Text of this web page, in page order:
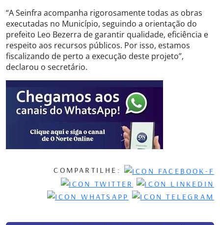
“A Seinfra acompanha rigorosamente todas as obras
executadas no Município, seguindo a orientação do
prefeito Leo Bezerra de garantir qualidade, eficiência e
respeito aos recursos públicos. Por isso, estamos
fiscalizando de perto a execução deste projeto”,
declarou o secretário.
COMPARTILHE: